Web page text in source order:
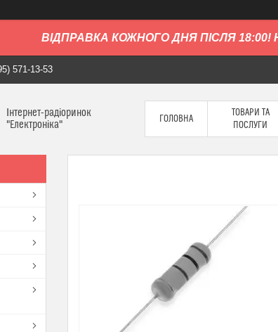
ВІДПРАВКА КОЖНОГО ДНЯ ПІСЛЯ 18:00!
571-13-53
Інтернет-радіоринок
"Електроніка"
ГОЛОВНА
ТОВАРИ ТА
ПОСЛУГИ